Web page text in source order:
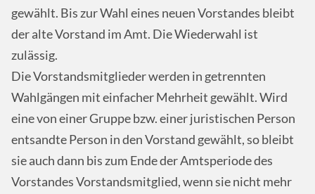
gewählt. Bis zur Wahl eines neuen Vorstandes bleibt
der alte Vorstand im Amt. Die Wiederwahl ist
zulässig.
Die Vorstandsmitglieder werden in getrennten
Wahlgängen mit einfacher Mehrheit gewählt. Wird
eine von einer Gruppe bzw. einer juristischen Person
entsandte Person in den Vorstand gewählt, so bleibt
sie auch dann bis zum Ende der Amtsperiode des
Vorstandes Vorstandsmitglied, wenn sie nicht mehr